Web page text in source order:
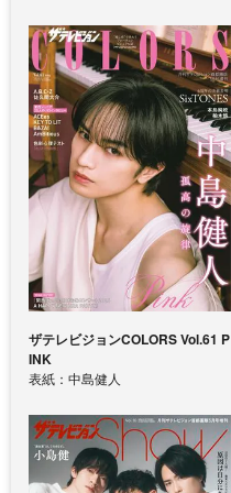
ザテレビジョンCOLORS Vol.61 P
INK
表紙：中島健人